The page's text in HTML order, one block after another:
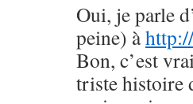
Oui, je parle
peine) à
Bon, c’est
triste histoire